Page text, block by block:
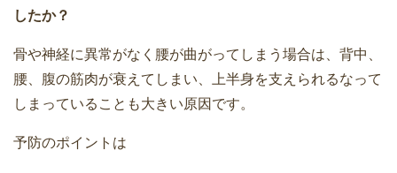
したか？
骨や神経に異常がなく腰が曲がってしまう場合は、背中、
腰、腹の筋肉が衰えてしまい、上半身を支えられるなって
しまっていることも大きい原因です。
予防のポイントは